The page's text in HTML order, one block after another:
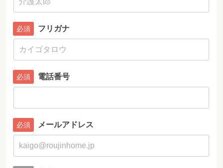
フリガナ
電話番号
メールアドレス